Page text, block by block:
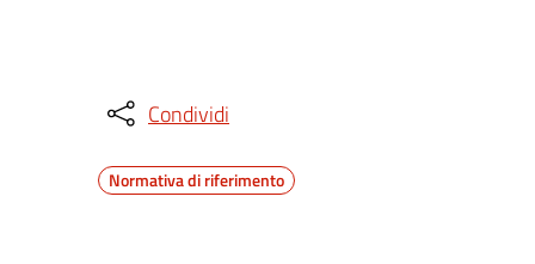
Condividi
Normativa di riferimento